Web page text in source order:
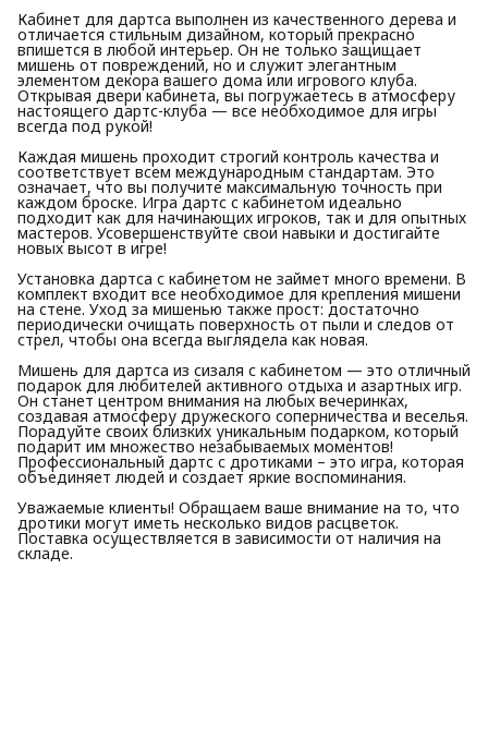
Кабинет для дартса выполнен из качественного дерева и
отличается стильным дизайном, который прекрасно
впишется в любой интерьер. Он не только защищает
мишень от повреждений, но и служит элегантным
элементом декора вашего дома или игрового клуба.
Открывая двери кабинета, вы погружаетесь в атмосферу
настоящего дартс-клуба — все необходимое для игры
всегда под рукой!
Каждая мишень проходит строгий контроль качества и
соответствует всем международным стандартам. Это
означает, что вы получите максимальную точность при
каждом броске. Игра дартс с кабинетом идеально
подходит как для начинающих игроков, так и для опытных
мастеров. Усовершенствуйте свои навыки и достигайте
новых высот в игре!
Установка дартса с кабинетом не займет много времени. В
комплект входит все необходимое для крепления мишени
на стене. Уход за мишенью также прост: достаточно
периодически очищать поверхность от пыли и следов от
стрел, чтобы она всегда выглядела как новая.
Мишень для дартса из сизаля с кабинетом — это отличный
подарок для любителей активного отдыха и азартных игр.
Он станет центром внимания на любых вечеринках,
создавая атмосферу дружеского соперничества и веселья.
Порадуйте своих близких уникальным подарком, который
подарит им множество незабываемых моментов!
Профессиональный дартс с дротиками – это игра, которая
объединяет людей и создает яркие воспоминания.
Уважаемые клиенты! Обращаем ваше внимание на то, что
дротики могут иметь несколько видов расцветок.
Поставка осуществляется в зависимости от наличия на
складе.